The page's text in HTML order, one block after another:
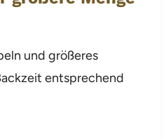
und größeres
entsprechend